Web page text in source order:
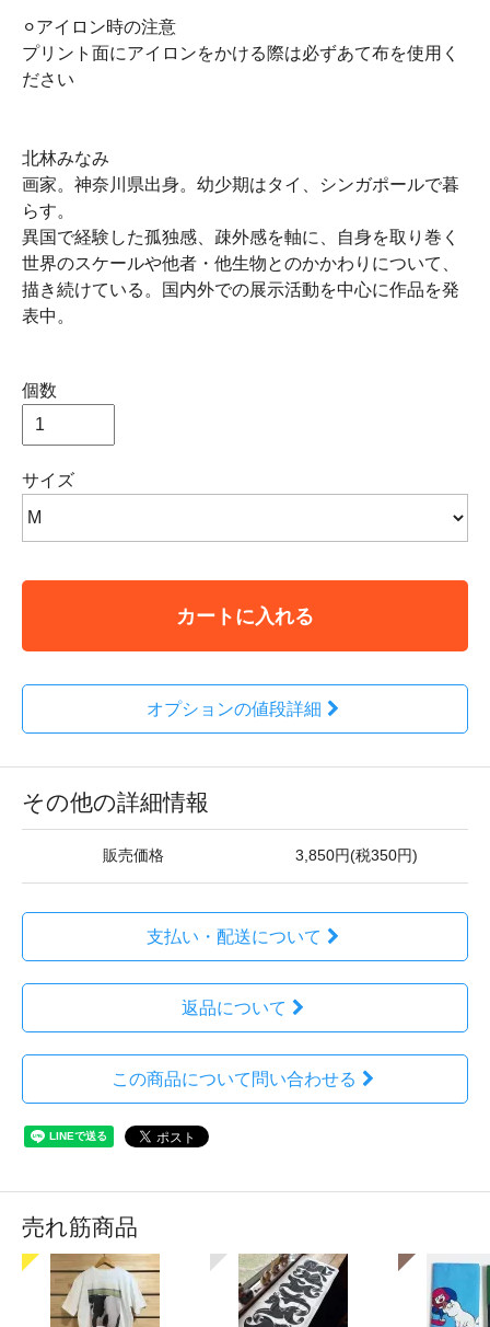
⚪︎アイロン時の注意
プリント面にアイロンをかける際は必ずあて布を使用く
ださい
北林みなみ
画家。神奈川県出身。幼少期はタイ、シンガポールで暮
らす。
異国で経験した孤独感、疎外感を軸に、自身を取り巻く
世界のスケールや他者・他生物とのかかわりについて、
描き続けている。国内外での展示活動を中心に作品を発
表中。
個数
サイズ
カートに入れる
オプションの値段詳細
その他の詳細情報
販売価格 3,850円(税350円)
支払い・配送について
返品について
この商品について問い合わせる
売れ筋商品